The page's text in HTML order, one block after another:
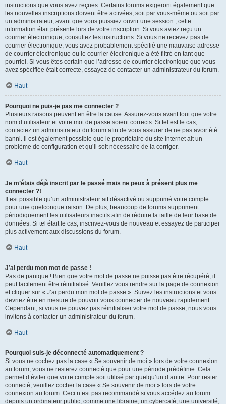
instructions que vous avez reçues. Certains forums exigeront également que
les nouvelles inscriptions doivent être activées, soit par vous-même ou soit par
un administrateur, avant que vous puissiez ouvrir une session ; cette
information était présente lors de votre inscription. Si vous aviez reçu un
courrier électronique, consultez les instructions. Si vous ne recevez pas de
courrier électronique, vous avez probablement spécifié une mauvaise adresse
de courrier électronique ou le courrier électronique a été filtré en tant que
pourriel. Si vous êtes certain que l’adresse de courrier électronique que vous
avez spécifiée était correcte, essayez de contacter un administrateur du forum.
Haut
Pourquoi ne puis-je pas me connecter ?
Plusieurs raisons peuvent en être la cause. Assurez-vous avant tout que votre
nom d’utilisateur et votre mot de passe soient corrects. Si tel est le cas,
contactez un administrateur du forum afin de vous assurer de ne pas avoir été
banni. Il est également possible que le propriétaire du site internet ait un
problème de configuration et qu’il soit nécessaire de la corriger.
Haut
Je m’étais déjà inscrit par le passé mais ne peux à présent plus me
connecter ?!
Il est possible qu’un administrateur ait désactivé ou supprimé votre compte
pour une quelconque raison. De plus, beaucoup de forums suppriment
périodiquement les utilisateurs inactifs afin de réduire la taille de leur base de
données. Si tel était le cas, inscrivez-vous de nouveau et essayez de participer
plus activement aux discussions du forum.
Haut
J’ai perdu mon mot de passe !
Pas de panique ! Bien que votre mot de passe ne puisse pas être récupéré, il
peut facilement être réinitialisé. Veuillez vous rendre sur la page de connexion
et cliquer sur « J’ai perdu mon mot de passe ». Suivez les instructions et vous
devriez être en mesure de pouvoir vous connecter de nouveau rapidement.
Cependant, si vous ne pouvez pas réinitialiser votre mot de passe, nous vous
invitons à contacter un administrateur du forum.
Haut
Pourquoi suis-je déconnecté automatiquement ?
Si vous ne cochez pas la case « Se souvenir de moi » lors de votre connexion
au forum, vous ne resterez connecté que pour une période prédéfinie. Cela
permet d’éviter que votre compte soit utilisé par quelqu’un d’autre. Pour rester
connecté, veuillez cocher la case « Se souvenir de moi » lors de votre
connexion au forum. Ceci n’est pas recommandé si vous accédez au forum
depuis un ordinateur public, comme une librairie, un cybercafé, une université,